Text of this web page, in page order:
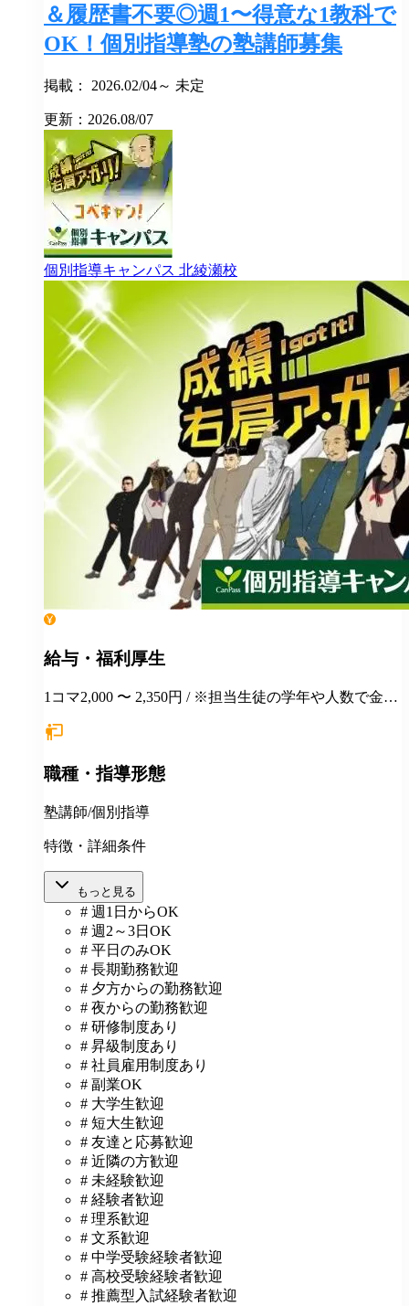
＆履歴書不要◎週1〜得意な1教科で
OK！個別指導塾の塾講師募集
掲載： 2026.02/04～ 未定
更新：2026.08/07
個別指導キャンパス 北綾瀬校
給与・福利厚生
1コマ2,000 〜 2,350円 / ※担当生徒の学年や人数で金額
職種・指導形態
塾講師/個別指導
特徴・詳細条件
もっと見る
# 週1日からOK
# 週2～3日OK
# 平日のみOK
# 長期勤務歓迎
# 夕方からの勤務歓迎
# 夜からの勤務歓迎
# 研修制度あり
# 昇級制度あり
# 社員雇用制度あり
# 副業OK
# 大学生歓迎
# 短大生歓迎
# 友達と応募歓迎
# 近隣の方歓迎
# 未経験歓迎
# 経験者歓迎
# 理系歓迎
# 文系歓迎
# 中学受験経験者歓迎
# 高校受験経験者歓迎
# 推薦型入試経験者歓迎